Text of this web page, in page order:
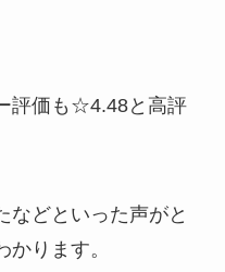
評価も☆4.48と高評
などといった声がと
ります。